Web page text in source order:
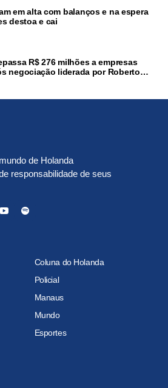
em alta com balanços e na espera
destoa e cai
R$ 276 milhões a empresas
negociação liderada por Roberto
de Holanda
responsabilidade de seus
Coluna do Holanda
Policial
Manaus
Mundo
Esportes